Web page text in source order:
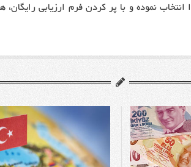
نموده و با پر کردن فرم ارزیابی